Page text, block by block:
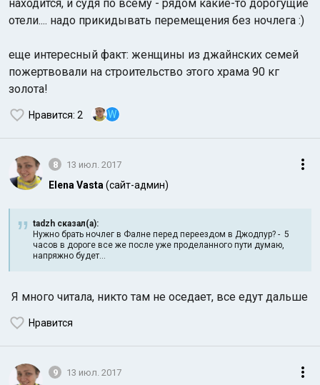
находится, и судя по всему - рядом какие-то дорогущие
отели.... надо прикидывать перемещения без ночлега :)
еще интересный факт: женщины из джайнских семей
пожертвовали на строительство этого храма 90 кг
золота!
Нравится: 2 W
8 13 июл. 2017
Elena Vasta (сайт-админ)
tadzh сказал(а):
Нужно брать ночлег в Фалне перед переездом в Джодпур? - 5
часов в дороге все же после уже проделанного пути думаю,
напряжно будет...
Я много читала, никто там не оседает, все едут дальше
Нравится
9 13 июл. 2017